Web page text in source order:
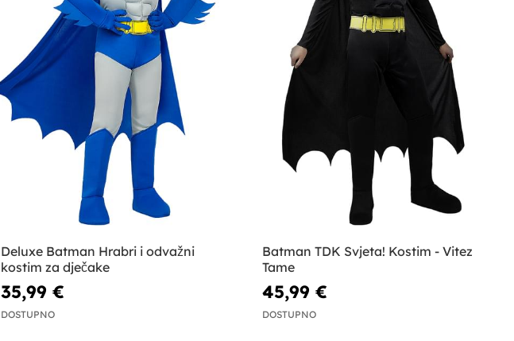
Deluxe Batman Hrabri i odvažni
kostim za dječake
35,99 €
DOSTUPNO
Batman TDK Svjeta! Kostim - Vitez
Tame
45,99 €
DOSTUPNO